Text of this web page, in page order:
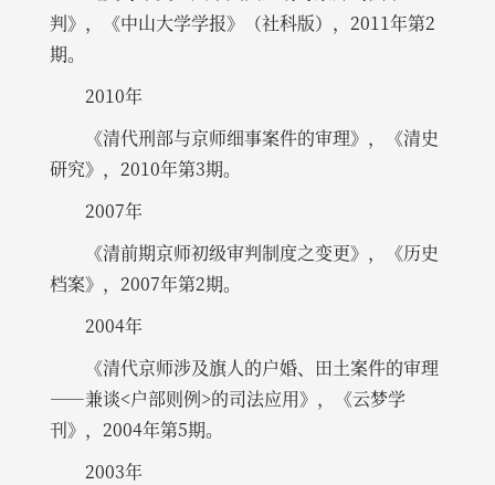
判》，《中山大学学报》（社科版），2011年第2
期。
2010年
《清代刑部与京师细事案件的审理》，《清史
研究》，2010年第3期。
2007年
《清前期京师初级审判制度之变更》，《历史
档案》，2007年第2期。
2004年
《清代京师涉及旗人的户婚、田土案件的审理
——兼谈<户部则例>的司法应用》，《云梦学
刊》，2004年第5期。
2003年